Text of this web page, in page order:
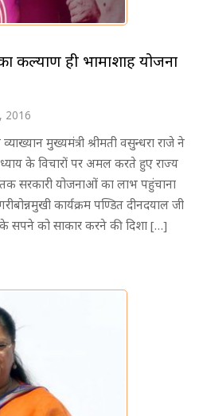
कल्याण ही भामाशाह योजना
2016
मुख्यमंत्री श्रीमती वसुन्धरा राजे ने
के विचारों पर अमल करते हुए राज्य
सरकारी योजनाओं का लाभ पहुंचाना
कार्यक्रम पण्डित दीनदयाल जी
सपने को साकार करने की दिशा […]